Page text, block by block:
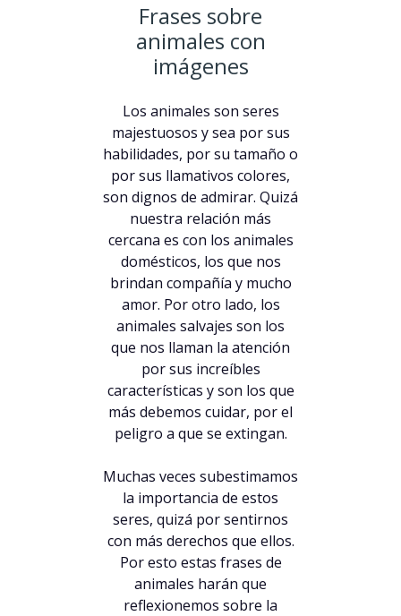
Frases sobre
animales con
imágenes
Los animales son seres
majestuosos y sea por sus
habilidades, por su tamaño o
por sus llamativos colores,
son dignos de admirar. Quizá
nuestra relación más
cercana es con los animales
domésticos, los que nos
brindan compañía y mucho
amor. Por otro lado, los
animales salvajes son los
que nos llaman la atención
por sus increíbles
características y son los que
más debemos cuidar, por el
peligro a que se extingan.
Muchas veces subestimamos
la importancia de estos
seres, quizá por sentirnos
con más derechos que ellos.
Por esto estas frases de
animales harán que
reflexionemos sobre la